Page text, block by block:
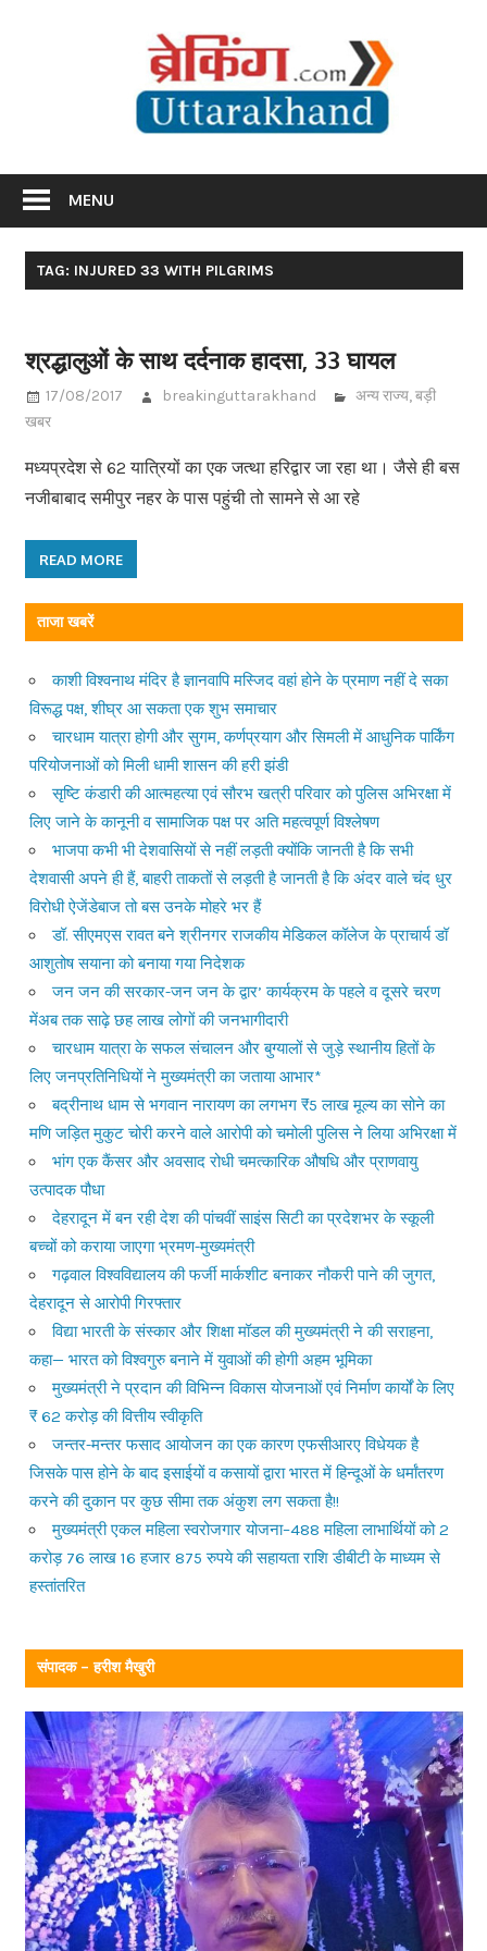
MENU
TAG: INJURED 33 WITH PILGRIMS
श्रद्धालुओं के साथ दर्दनाक हादसा, 33 घायल
17/08/2017 breakinguttarakhand अन्य राज्य,बड़ी
खबर
मध्यप्रदेश से 62 यात्रियों का एक जत्था हरिद्वार जा रहा था। जैसे ही बस
नजीबाबाद समीपुर नहर के पास पहुंची तो सामने से आ रहे
READ MORE
ताजा खबरें
काशी विश्वनाथ मंदिर है ज्ञानवापि मस्जिद वहां होने के प्रमाण नहीं दे सका
विरूद्ध पक्ष, शीघ्र आ सकता एक शुभ समाचार
चारधाम यात्रा होगी और सुगम, कर्णप्रयाग और सिमली में आधुनिक पार्किंग
परियोजनाओं को मिली धामी शासन की हरी झंडी
सृष्टि कंडारी की आत्महत्या एवं सौरभ खत्री परिवार को पुलिस अभिरक्षा में
लिए जाने के कानूनी व सामाजिक पक्ष पर अति महत्वपूर्ण विश्लेषण
भाजपा कभी भी देशवासियों से नहीं लड़ती क्योंकि जानती है कि सभी
देशवासी अपने ही हैं, बाहरी ताकतों से लड़ती है जानती है कि अंदर वाले चंद धुर
विरोधी ऐजेंडेबाज तो बस उनके मोहरे भर हैं
डॉ. सीएमएस रावत बने श्रीनगर राजकीय मेडिकल कॉलेज के प्राचार्य डॉ
आशुतोष सयाना को बनाया गया निदेशक
जन जन की सरकार-जन जन के द्वार’ कार्यक्रम के पहले व दूसरे चरण
मेंअब तक साढ़े छह लाख लोगों की जनभागीदारी
चारधाम यात्रा के सफल संचालन और बुग्यालों से जुड़े स्थानीय हितों के
लिए जनप्रतिनिधियों ने मुख्यमंत्री का जताया आभार*
बद्रीनाथ धाम से भगवान नारायण का लगभग ₹5 लाख मूल्य का सोने का
मणि जड़ित मुकुट चोरी करने वाले आरोपी को चमोली पुलिस ने लिया अभिरक्षा में
भांग एक कैंसर और अवसाद रोधी चमत्कारिक औषधि और प्राणवायु
उत्पादक पौधा
देहरादून में बन रही देश की पांचवीं साइंस सिटी का प्रदेशभर के स्कूली
बच्चों को कराया जाएगा भ्रमण-मुख्यमंत्री
गढ़वाल विश्वविद्यालय की फर्जी मार्कशीट बनाकर नौकरी पाने की जुगत,
देहरादून से आरोपी गिरफ्तार
विद्या भारती के संस्कार और शिक्षा मॉडल की मुख्यमंत्री ने की सराहना,
कहा— भारत को विश्वगुरु बनाने में युवाओं की होगी अहम भूमिका
मुख्यमंत्री ने प्रदान की विभिन्न विकास योजनाओं एवं निर्माण कार्यों के लिए
₹ 62 करोड़ की वित्तीय स्वीकृति
जन्तर-मन्तर फसाद आयोजन का एक कारण एफसीआरए विधेयक है
जिसके पास होने के बाद इसाईयों व कसायों द्वारा भारत में हिन्दूओं के धर्मांतरण
करने की दुकान पर कुछ सीमा तक अंकुश लग सकता है!!
मुख्यमंत्री एकल महिला स्वरोजगार योजना–488 महिला लाभार्थियों को 2
करोड़ 76 लाख 16 हजार 875 रुपये की सहायता राशि डीबीटी के माध्यम से
हस्तांतरित
संपादक – हरीश मैखुरी